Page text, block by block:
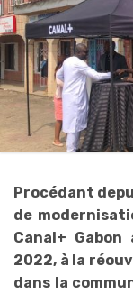
Procédant
de
Canal+
2022, à la
dans la